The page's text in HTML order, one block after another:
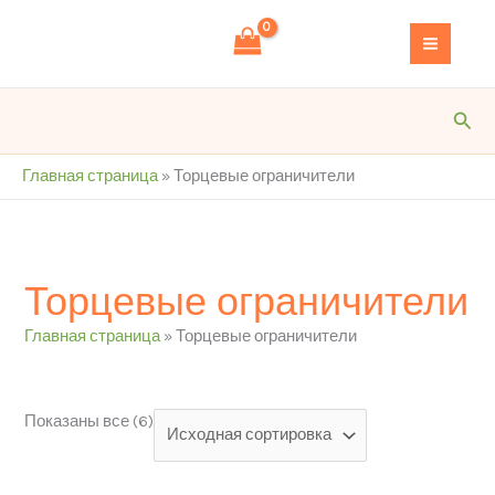
Главная страница»Торцевые ограничители
h
Торцевые ограничители
Главная страница»Торцевые ограничители
Ценовой фильтр
Показаны все (6)